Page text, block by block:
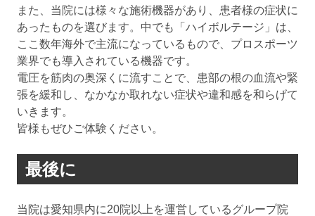
また、当院には様々な施術機器があり、患者様の症状に
あったものを選びます。中でも「ハイボルテージ」は、
ここ数年海外で主流になっているもので、プロスポーツ
業界でも導入されている機器です。
電圧を筋肉の奥深くに流すことで、患部の根の血流や緊
張を緩和し、なかなか取れない症状や違和感を和らげて
いきます。
皆様もぜひご体験ください。
最後に
当院は愛知県内に20院以上を運営しているグループ院